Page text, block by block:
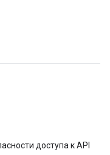
доступа к API